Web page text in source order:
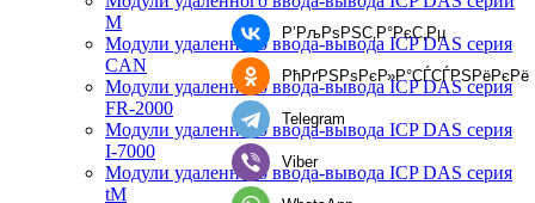
M
Модули удаленного ввода-вывода ICP DAS серия
CAN
Модули удаленного ввода-вывода ICP DAS серия
FR-2000
Модули удаленного ввода-вывода ICP DAS серия
I-7000
Модули удаленного ввода-вывода ICP DAS серия
tM
Р’РљРѕРЅС‚Р°РєС‚Рµ
РћРґРЅРѕРєР»Р°СЃСЃРЅРёРєРё
Telegram
Viber